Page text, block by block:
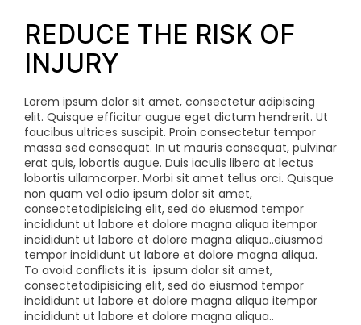
REDUCE THE RISK OF
INJURY
Lorem ipsum dolor sit amet, consectetur adipiscing
elit. Quisque efficitur augue eget dictum hendrerit. Ut
faucibus ultrices suscipit. Proin consectetur tempor
massa sed consequat. In ut mauris consequat, pulvinar
erat quis, lobortis augue. Duis iaculis libero at lectus
lobortis ullamcorper. Morbi sit amet tellus orci. Quisque
non quam vel odio ipsum dolor sit amet,
consectetadipisicing elit, sed do eiusmod tempor
incididunt ut labore et dolore magna aliqua itempor
incididunt ut labore et dolore magna aliqua..eiusmod
tempor incididunt ut labore et dolore magna aliqua.
To avoid conflicts it is ipsum dolor sit amet,
consectetadipisicing elit, sed do eiusmod tempor
incididunt ut labore et dolore magna aliqua itempor
incididunt ut labore et dolore magna aliqua..